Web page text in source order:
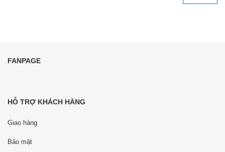
FANPAGE
HỖ TRỢ KHÁCH HÀNG
Giao hàng
Bảo mật